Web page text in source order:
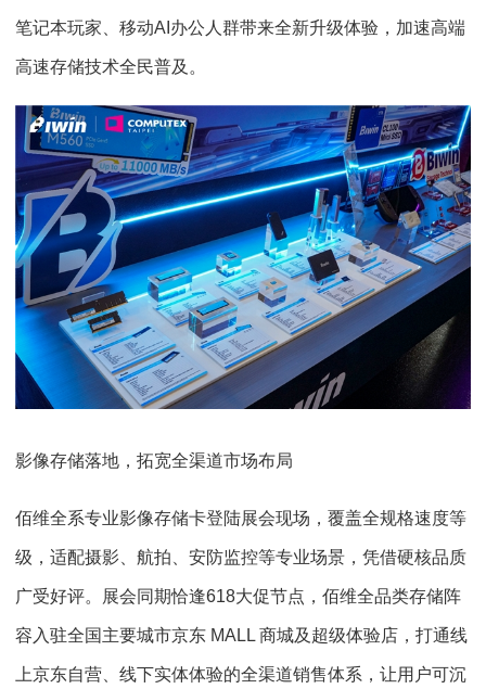
笔记本玩家、移动AI办公人群带来全新升级体验，加速高端
高速存储技术全民普及。
影像存储落地，拓宽全渠道市场布局
佰维全系专业影像存储卡登陆展会现场，覆盖全规格速度等
级，适配摄影、航拍、安防监控等专业场景，凭借硬核品质
广受好评。展会同期恰逢618大促节点，佰维全品类存储阵
容入驻全国主要城市京东 MALL 商城及超级体验店，打通线
上京东自营、线下实体体验的全渠道销售体系，让用户可沉